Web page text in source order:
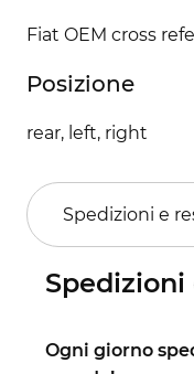
Fiat OEM cross
Posizione
rear, left, right
Spedizioni e
Spedizioni
Ogni giorno